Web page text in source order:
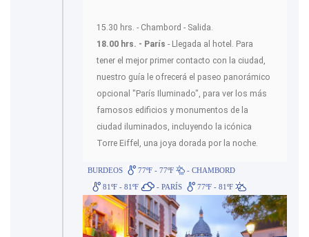
15.30 hrs. - Chambord - Salida.
18.00 hrs. - París - Llegada al hotel. Para
tener el mejor primer contacto con la ciudad,
nuestro guía le ofrecerá el paseo panorámico
opcional "París Iluminado", para ver los más
famosos edificios y monumentos de la
ciudad iluminados, incluyendo la icónica
Torre Eiffel, una joya dorada por la noche.
BURDEOS 77ºF - 77ºF
- CHAMBORD
81ºF - 81ºF
- PARÍS 77ºF - 81ºF